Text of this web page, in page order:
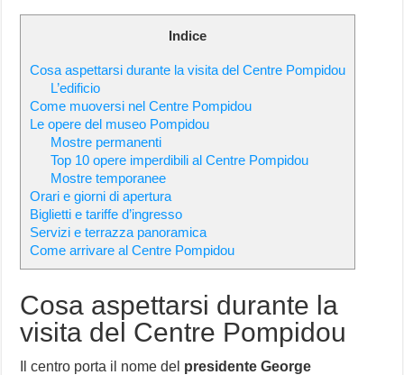
Indice
Cosa aspettarsi durante la visita del Centre Pompidou
L’edificio
Come muoversi nel Centre Pompidou
Le opere del museo Pompidou
Mostre permanenti
Top 10 opere imperdibili al Centre Pompidou
Mostre temporanee
Orari e giorni di apertura
Biglietti e tariffe d’ingresso
Servizi e terrazza panoramica
Come arrivare al Centre Pompidou
Cosa aspettarsi durante la
visita del Centre Pompidou
Il centro porta il nome del presidente George